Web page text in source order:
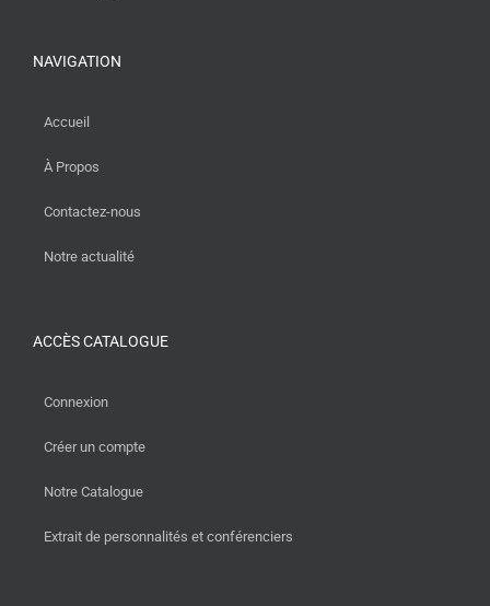
NAVIGATION
Accueil
À Propos
Contactez-nous
Notre actualité
ACCÈS CATALOGUE
Connexion
Créer un compte
Notre Catalogue
Extrait de personnalités et conférenciers